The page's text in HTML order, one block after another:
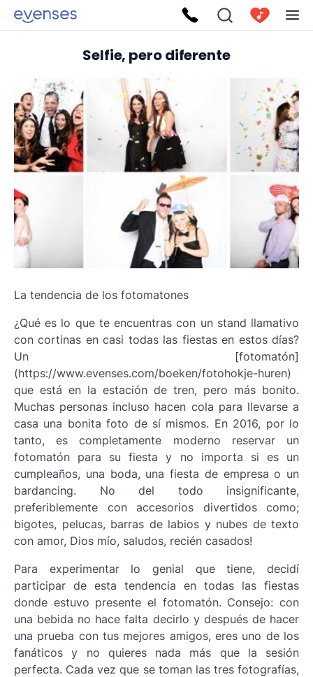
Selfie, pero diferente
La tendencia de los fotomatones
¿Qué es lo que te encuentras con un stand llamativo
con cortinas en casi todas las fiestas en estos días?
Un [fotomatón]
(https://www.evenses.com/boeken/fotohokje-huren)
que está en la estación de tren, pero más bonito.
Muchas personas incluso hacen cola para llevarse a
casa una bonita foto de sí mismos. En 2016, por lo
tanto, es completamente moderno reservar un
fotomatón para su fiesta y no importa si es un
cumpleaños, una boda, una fiesta de empresa o un
bardancing. No del todo insignificante,
preferiblemente con accesorios divertidos como;
bigotes, pelucas, barras de labios y nubes de texto
con amor, Dios mío, saludos, recién casados!
Para experimentar lo genial que tiene, decidí
participar de esta tendencia en todas las fiestas
donde estuvo presente el fotomatón. Consejo: con
una bebida no hace falta decirlo y después de hacer
una prueba con tus mejores amigos, eres uno de los
fanáticos y no quieres nada más que la sesión
perfecta. Cada vez que se toman las tres fotografías,